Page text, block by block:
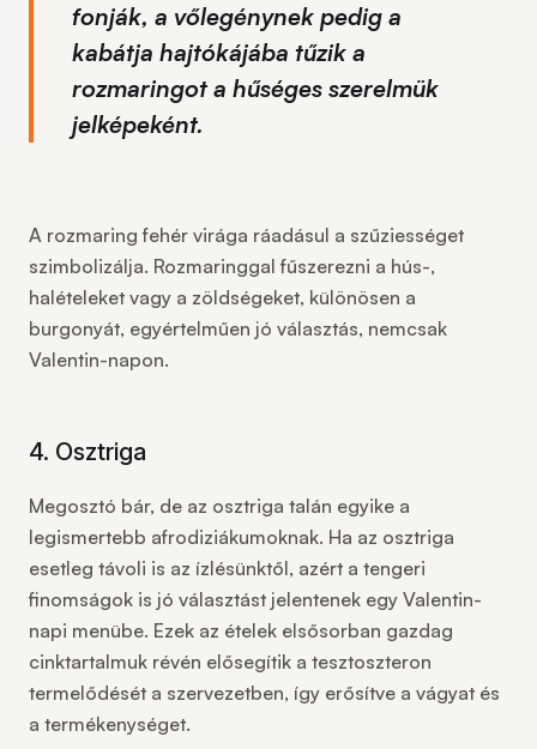
fonják, a vőlegénynek pedig a
kabátja hajtókájába tűzik a
rozmaringot a hűséges szerelmük
jelképeként.
A rozmaring fehér virága ráadásul a szűziességet
szimbolizálja. Rozmaringgal fűszerezni a hús-,
halételeket vagy a zöldségeket, különösen a
burgonyát, egyértelműen jó választás, nemcsak
Valentin-napon.
4. Osztriga
Megosztó bár, de az osztriga talán egyike a
legismertebb afrodiziákumoknak. Ha az osztriga
esetleg távoli is az ízlésünktől, azért a tengeri
finomságok is jó választást jelentenek egy Valentin-
napi menübe. Ezek az ételek elsősorban gazdag
cinktartalmuk révén elősegítik a tesztoszteron
termelődését a szervezetben, így erősítve a vágyat és
a termékenységet.